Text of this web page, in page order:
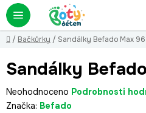
Přejít
na
obsah
Domů
/ Bačkůrky / Sandálky Befado Max
Sandálky
Průměrné
hodnocení
Neohodnoceno Podrobnosti
Značka: Befado